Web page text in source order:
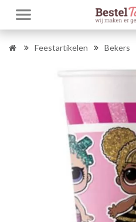
Feestartikelen Bekers